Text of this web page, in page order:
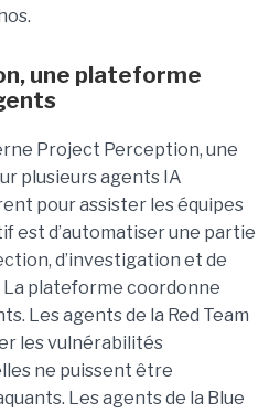
une plateforme
Project Perception, une
plusieurs agents IA
pour assister les équipes
est d’automatiser une partie
d’investigation et de
plateforme coordonne
Les agents de la Red Team
les vulnérabilités
ne puissent être
Les agents de la Blue